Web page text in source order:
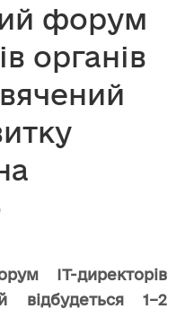
форум
органів
ІТ-директорів
відбудеться 1–2